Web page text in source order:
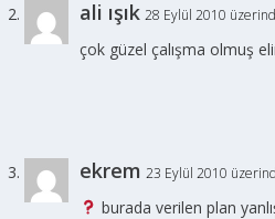
ali ışık 28 Eylül 2010
çok güzel çalışma olmuş
ekrem 23 Eylül 2010
burada verilen plan